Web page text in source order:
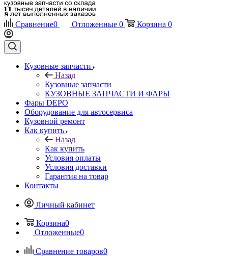
Сравнение0 Отложенные 0 Корзина 0
Кузовные запчасти
Назад
Кузовные запчасти
КУЗОВНЫЕ ЗАПЧАСТИ И ФАРЫ
Фары DEPO
Оборудование для автосервиса
Кузовной ремонт
Как купить
Назад
Как купить
Условия оплаты
Условия доставки
Гарантия на товар
Контакты
Личный кабинет
Корзина0
Отложенные0
Сравнение товаров0